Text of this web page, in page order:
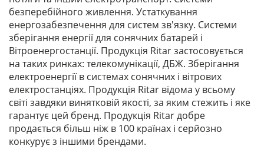
безперебійного живлення. Устаткування
енергозабезпечення для систем зв'язку. Системи
зберігання енергії для сонячних батарей і
Вітроенергостанції. Продукція Ritar застосовується
на таких ринках: телекомунікації, ДБЖ. Зберігання
електроенергії в системах сонячних і вітрових
електростанціях. Продукція Ritar відома у всьому
світі завдяки винятковій якості, за яким стежить і яке
гарантує цей бренд. Продукція Ritar добре
продається більш ніж в 100 країнах і серйозно
конкурує з іншими брендами.